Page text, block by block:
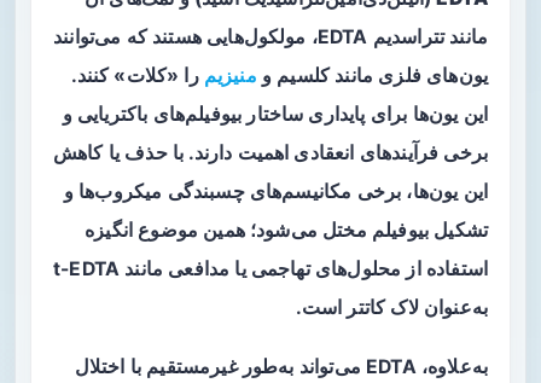
مانند تتراسدیم EDTA، مولکول‌هایی هستند که می‌توانند
یون‌های فلزی مانند کلسیم و منیزیم را «کلات» کنند.
این یون‌ها برای پایداری ساختار بیوفیلم‌های باکتریایی و
برخی فرآیندهای انعقادی اهمیت دارند. با حذف یا کاهش
این یون‌ها، برخی مکانیسم‌های چسبندگی میکروب‌ها و
تشکیل بیوفیلم مختل می‌شود؛ همین موضوع انگیزه
استفاده از محلول‌های تهاجمی یا مدافعی مانند t-EDTA
به‌عنوان لاک کاتتر است.
به‌علاوه، EDTA می‌تواند به‌طور غیرمستقیم با اختلال